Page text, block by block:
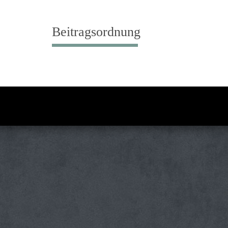
Beitragsordnung